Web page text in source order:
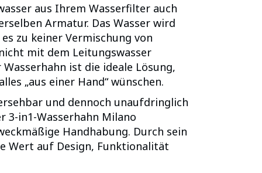
aus Ihrem Wasserfilter auch
Armatur. Das Wasser wird
zu keiner Vermischung von
mit dem Leitungswasser
ist die ideale Lösung,
„aus einer Hand“ wünschen.
und dennoch unaufdringlich
in1-Wasserhahn Milano
Handhabung. Durch sein
Wert auf Design, Funktionalität